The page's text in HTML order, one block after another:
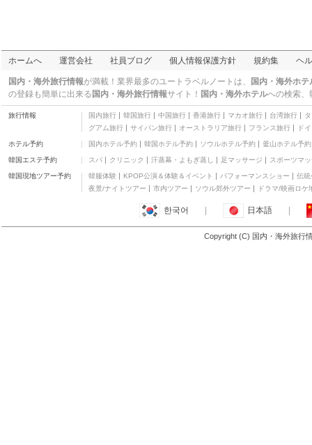
ホワイト ホール
ザ イン アット ベラ ビ
スタ
三つ星
スーパー 8 バイ ウィン
ダム スプリングデール
アーカンソー
二つ星
トゥルーbyヒルトン ス
タットガート アーカン
三つ星
コートヤード バイ マリ
オット ベントンビル
三つ星
デイズ イン バイ ウィン
ダム ジャクソンビル
二つ星
エクステンデット ステ
ンター パークウェイ
ュー イン カボット
二つ星
ホームへ 運営会社 社員ブログ 個人情報保護方針 規約集 ヘ
国内・海外旅行情報が満載！業界最多のユートラベルノートは、
国内・海外ホ
の登録も簡単に出来る 国内・海外旅行情報サイト！ 国内・海外ホテルへの検索、
旅行情報 国内旅行 韓国旅行 中国旅行 香港旅行 マカオ旅行 台湾旅行
グアム旅行
サイパン旅行 オーストラリア旅行 フランス旅行 ド
ホテル予約 国内ホテル予約 韓国ホテル予約 ソウルホテル予約 釜山ホテル予約
韓国エステ予約 スパ クリニック 汗蒸幕・よもぎ蒸し 足マッサージ スポーツマ
韓国現地ツアー予約 韓服体験 KPOP公演＆体験＆イベント パフォーマンスショー
伝統
夜景/ナイトツアー
市内ツアー ソウル郊外ツアー ドラマ/映画ロケ
한국어 日本語
Copyright (C) 国内・海外旅行